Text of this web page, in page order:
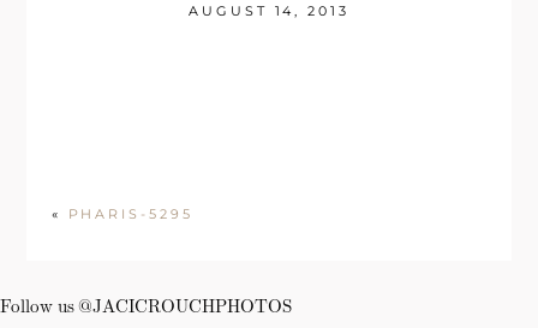
AUGUST 14, 2013
« PHARIS-5295
Follow us @JACICROUCHPHOTOS